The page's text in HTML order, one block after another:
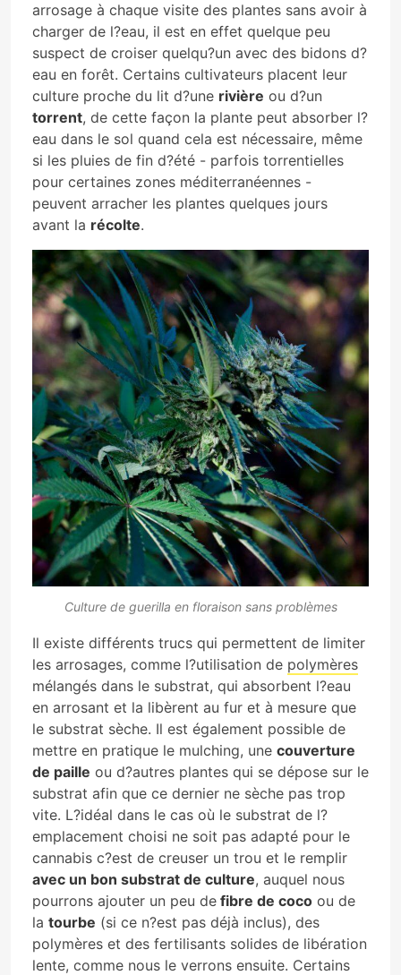
arrosage à chaque visite des plantes sans avoir à
charger de l?eau, il est en effet quelque peu
suspect de croiser quelqu?un avec des bidons d?
eau en forêt. Certains cultivateurs placent leur
culture proche du lit d?une rivière ou d?un
torrent, de cette façon la plante peut absorber l?
eau dans le sol quand cela est nécessaire, même
si les pluies de fin d?été - parfois torrentielles
pour certaines zones méditerranéennes -
peuvent arracher les plantes quelques jours
avant la récolte.
Culture de guerilla en floraison sans problèmes
Il existe différents trucs qui permettent de limiter
les arrosages, comme l?utilisation de polymères
mélangés dans le substrat, qui absorbent l?eau
en arrosant et la libèrent au fur et à mesure que
le substrat sèche. Il est également possible de
mettre en pratique le mulching, une couverture
de paille ou d?autres plantes qui se dépose sur le
substrat afin que ce dernier ne sèche pas trop
vite. L?idéal dans le cas où le substrat de l?
emplacement choisi ne soit pas adapté pour le
cannabis c?est de creuser un trou et le remplir
avec un bon substrat de culture, auquel nous
pourrons ajouter un peu de fibre de coco ou de
la tourbe (si ce n?est pas déjà inclus), des
polymères et des fertilisants solides de libération
lente, comme nous le verrons ensuite. Certains